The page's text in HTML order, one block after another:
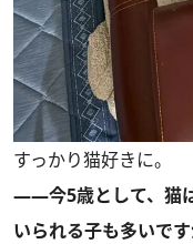
すっかり猫好きに。
――今5歳として、猫
いられる子も多いです